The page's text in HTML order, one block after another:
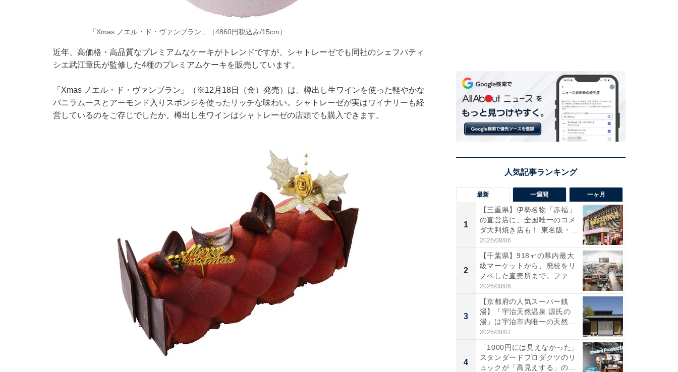
「Xmas ノエル・ド・ヴァンブラン」（4860円税込み/15cm）
近年、高価格・高品質なプレミアムなケーキがトレンドですが、シャトレーゼでも同社のシェフパティ
シエ武江章氏が監修した4種のプレミアムケーキを販売しています。
「Xmas ノエル・ド・ヴァンブラン」（※12月18日（金）発売）は、樽出し生ワインを使った軽やかな
バニラムースとアーモンド入りスポンジを使ったリッチな味わい。シャトレーゼが実はワイナリーも経
営しているのをご存じでしたか。樽出し生ワインはシャトレーゼの店頭でも購入できます。
最新 一週間 一ヶ月
1
【三重県】伊勢名物「赤福」
の直営店に、全国唯一のコメ
ダ大判焼き店も！ 東名阪・
伊...
2026/08/06
2
【千葉県】918㎡の県内最大
級マーケットから、廃校をリ
ノベした直売所まで。ファ
ー...
2026/08/06
3
【京都府の人気スーパー銭
湯】「宇治天然温泉 源氏の
湯」は宇治市内唯一の天然温
泉と...
2026/08/07
4
「1000円には見えなかった」
スタンダードプロダクツのリ
ュックが「高見えする」の...